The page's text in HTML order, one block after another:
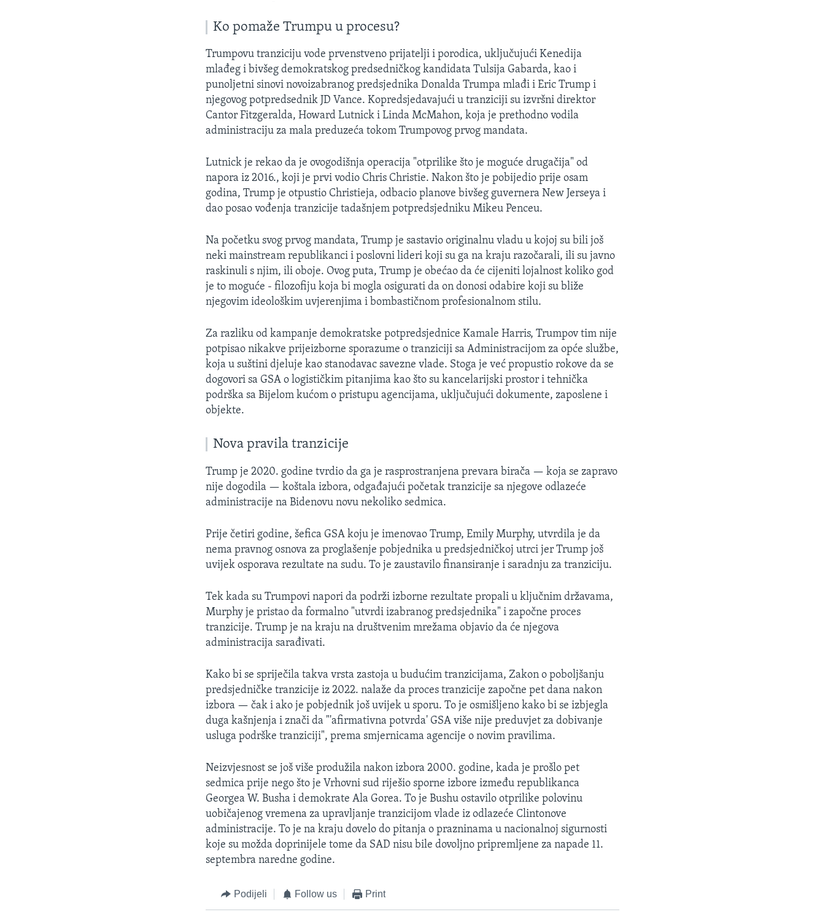
Ko pomaže Trumpu u procesu?
Trumpovu tranziciju vode prvenstveno prijatelji i porodica, uključujući Kenedija
mlađeg i bivšeg demokratskog predsedničkog kandidata Tulsija Gabarda, kao i
punoljetni sinovi novoizabranog predsjednika Donalda Trumpa mlađi i Eric Trump i
njegovog potpredsednik JD Vance. Kopredsjedavajući u tranziciji su izvršni direktor
Cantor Fitzgeralda, Howard Lutnick i Linda McMahon, koja je prethodno vodila
administraciju za mala preduzeća tokom Trumpovog prvog mandata.
Lutnick je rekao da je ovogodišnja operacija "otprilike što je moguće drugačija" od
napora iz 2016., koji je prvi vodio Chris Christie. Nakon što je pobijedio prije osam
godina, Trump je otpustio Christieja, odbacio planove bivšeg guvernera New Jerseya i
dao posao vođenja tranzicije tadašnjem potpredsjedniku Mikeu Penceu.
Na početku svog prvog mandata, Trump je sastavio originalnu vladu u kojoj su bili još
neki mainstream republikanci i poslovni lideri koji su ga na kraju razočarali, ili su javno
raskinuli s njim, ili oboje. Ovog puta, Trump je obećao da će cijeniti lojalnost koliko god
je to moguće - filozofiju koja bi mogla osigurati da on donosi odabire koji su bliže
njegovim ideološkim uvjerenjima i bombastičnom profesionalnom stilu.
Za razliku od kampanje demokratske potpredsjednice Kamale Harris, Trumpov tim nije
potpisao nikakve prijeizborne sporazume o tranziciji sa Administracijom za opće službe,
koja u suštini djeluje kao stanodavac savezne vlade. Stoga je već propustio rokove da se
dogovori sa GSA o logističkim pitanjima kao što su kancelarijski prostor i tehnička
podrška sa Bijelom kućom o pristupu agencijama, uključujući dokumente, zaposlene i
objekte.
Nova pravila tranzicije
Trump je 2020. godine tvrdio da ga je rasprostranjena prevara birača — koja se zapravo
nije dogodila — koštala izbora, odgađajući početak tranzicije sa njegove odlazeće
administracije na Bidenovu novu nekoliko sedmica.
Prije četiri godine, šefica GSA koju je imenovao Trump, Emily Murphy, utvrdila je da
nema pravnog osnova za proglašenje pobjednika u predsjedničkoj utrci jer Trump još
uvijek osporava rezultate na sudu. To je zaustavilo finansiranje i saradnju za tranziciju.
Tek kada su Trumpovi napori da podrži izborne rezultate propali u ključnim državama,
Murphy je pristao da formalno "utvrdi izabranog predsjednika" i započne proces
tranzicije. Trump je na kraju na društvenim mrežama objavio da će njegova
administracija sarađivati.
Kako bi se spriječila takva vrsta zastoja u budućim tranzicijama, Zakon o poboljšanju
predsjedničke tranzicije iz 2022. nalaže da proces tranzicije započne pet dana nakon
izbora — čak i ako je pobjednik još uvijek u sporu. To je osmišljeno kako bi se izbjegla
duga kašnjenja i znači da "'afirmativna potvrda' GSA više nije preduvjet za dobivanje
usluga podrške tranziciji", prema smjernicama agencije o novim pravilima.
Neizvjesnost se još više produžila nakon izbora 2000. godine, kada je prošlo pet
sedmica prije nego što je Vrhovni sud riješio sporne izbore između republikanca
Georgea W. Busha i demokrate Ala Gorea. To je Bushu ostavilo otprilike polovinu
uobičajenog vremena za upravljanje tranzicijom vlade iz odlazeće Clintonove
administracije. To je na kraju dovelo do pitanja o prazninama u nacionalnoj sigurnosti
koje su možda doprinijele tome da SAD nisu bile dovoljno pripremljene za napade 11.
septembra naredne godine.
Podijeli Follow us Print